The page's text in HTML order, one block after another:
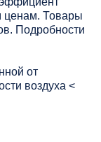
ценам. Товары
Подробности
от
воздуха <